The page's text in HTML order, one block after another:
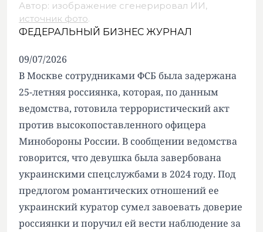
Автор: изображение сгенерировал ИИ,
источник фото.
ФЕДЕРАЛЬНЫЙ БИЗНЕС ЖУРНАЛ
09/07/2026
В Москве сотрудниками ФСБ была задержана
25-летняя россиянка, которая, по данным
ведомства, готовила террористический акт
против высокопоставленного офицера
Минобороны России. В сообщении ведомства
говорится, что девушка была завербована
украинскими спецслужбами в 2024 году. Под
предлогом романтических отношений ее
украинский куратор сумел завоевать доверие
россиянки и поручил ей вести наблюдение за